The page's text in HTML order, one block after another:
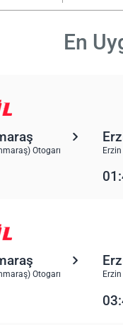
En
Otogarı
Otogarı